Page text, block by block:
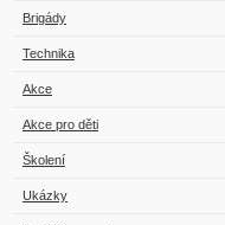
Brigády
Technika
Akce
Akce pro děti
Školení
Ukázky